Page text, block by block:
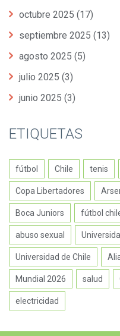
octubre 2025 (17)
septiembre 2025 (13)
agosto 2025 (5)
julio 2025 (3)
junio 2025 (3)
ETIQUETAS
fútbol Chile tenis
Copa Libertadores
Boca Juniors fútbol
abuso sexual
Universidad de Chile
Mundial 2026 salud
electricidad